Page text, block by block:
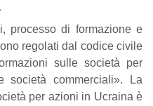
processo di formazione e
regolati dal codice civile
sulle società per
società commerciali». La
per azioni in Ucraina è